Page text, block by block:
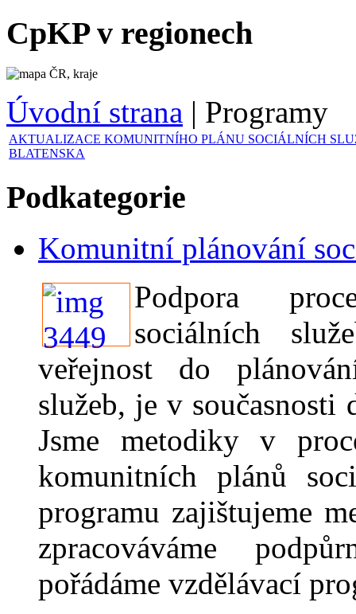
CpKP v regionech
Úvodní strana | Programy
AKTUALIZACE KOMUNITNÍHO PLÁNU SOCIÁLNÍCH
BLATENSKA
Podkategorie
Komunitní plánování
Podpora
sociálních
veřejnost do
služeb, je v současnosti
Jsme metodiky v
komunitních plánů
programu zajištujeme
zpracováváme
pořádáme vzdělávací